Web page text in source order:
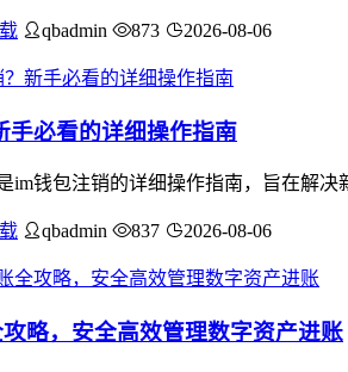
qbadmin 873 2026-08-06
手必看的详细操作指南
im钱包注销的详细操作指南，旨在解
qbadmin 837 2026-08-06
略，安全高效管理数字资产进账